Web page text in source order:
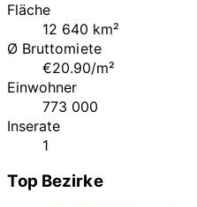
Fläche
12 640 km²
Ø Bruttomiete
€20.90/m²
Einwohner
773 000
Inserate
1
Top Bezirke